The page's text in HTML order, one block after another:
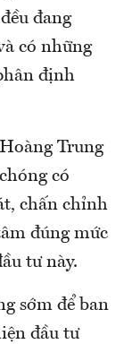
đang
có những
định
Trung
có
chấn chỉnh
đúng mức
tư này.
sớm để ban
đầu tư